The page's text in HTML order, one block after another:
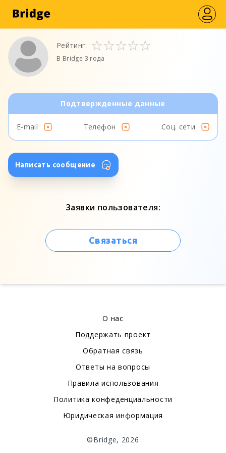
Рейтинг:
В Bridge 3 года
Подтвержденные данные
E-mail Телефон Соц. сети
Написать сообщение
Заявки пользователя:
Связаться
О нас
Поддержать проект
Обратная связь
Ответы на вопросы
Правила использования
Политика конфеденциальности
Юридическая информация
©Bridge, 2026